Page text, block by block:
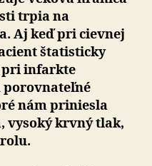
trpia na
Aj keď pri cievnej
štatisticky
pri infarkte
porovnateľné
nám priniesla
vysoký krvný tlak,